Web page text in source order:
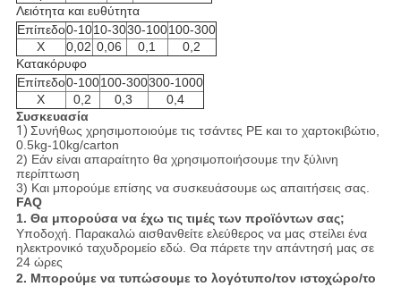
Λειότητα και ευθύτητα
Επίπεδο0-1010-3030-100100-300
Χ
0,02 0,06 0,1
0,2
Κατακόρυφο
Επίπεδο0-100100-300300-1000
Χ
0,2 0,3
0,4
Συσκευασία
1) Συνήθως χρησιμοποιούμε τις τσάντες PE και το χαρτοκιβώτιο,
0.5kg-10kg/carton
2) Εάν είναι απαραίτητο θα χρησιμοποιήσουμε την ξύλινη
περίπτωση
3) Και μπορούμε επίσης να συσκευάσουμε ως απαιτήσεις σας.
FAQ
1. Θα μπορούσα να έχω τις τιμές των προϊόντων σας;
Υποδοχή. Παρακαλώ αισθανθείτε ελεύθερος να μας στείλει ένα
ηλεκτρονικό ταχυδρομείο εδώ. Θα πάρετε την απάντησή μας σε
24 ώρες
2. Μπορούμε να τυπώσουμε το λογότυπο/τον ιστοχώρο/το